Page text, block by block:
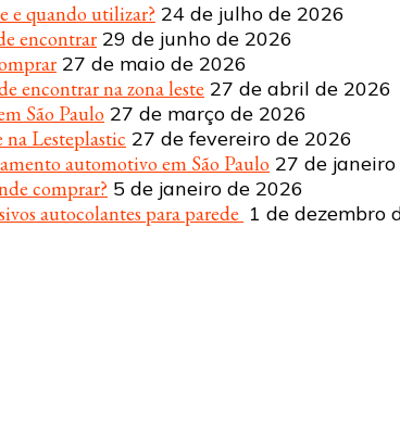
e quando utilizar? 24 de julho de 2026
encontrar 29 de junho de 2026
27 de maio de 2026
encontrar na zona leste 27 de abril de 2026
São Paulo 27 de março de 2026
na Lesteplastic 27 de fevereiro de 2026
automotivo em São Paulo 27 de
comprar? 5 de janeiro de 2026
autocolantes para parede 1 de dezembro